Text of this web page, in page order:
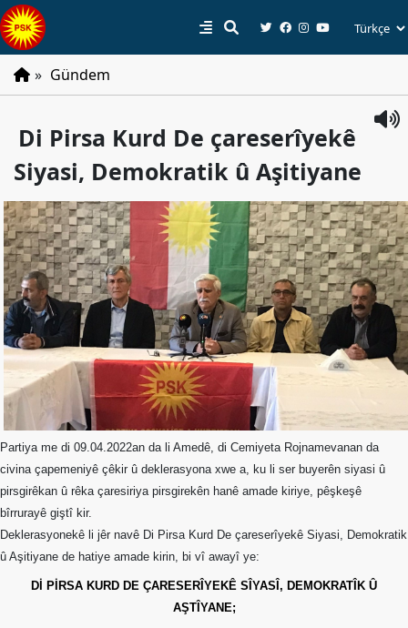
Tarihçe
Parti
Parti
Tüzüğü
YÖNETIM
Başkan
Başkan
Yardımcıları
Merkez
Yönetim
Kurulu
Kadın
Kolları
Parti
Meclisi
İl
» Gündem
Di Pirsa Kurd De çareserîyekê
Siyasi, Demokratik û Aşitiyane
Partiya me di 09.04.2022an da li Amedê, di Cemiyeta Rojnamevanan da
civina çapemeniyê çêkir û deklerasyona xwe a, ku li ser buyerên siyasi û
pirsgirêkan û rêka çaresiriya pirsgirekên hanê amade kiriye, pêşkeşê
bîrrurayê giştî kir.
Deklerasyonekê li jêr navê Di Pirsa Kurd De çareserîyekê Siyasi, Demokratik
û Aşitiyane de hatiye amade kirin, bi vî awayî ye:
Dİ PİRSA KURD DE ÇARESERÎYEKÊ SÎYASÎ, DEMOKRATÎK Û
AŞTÎYANE;